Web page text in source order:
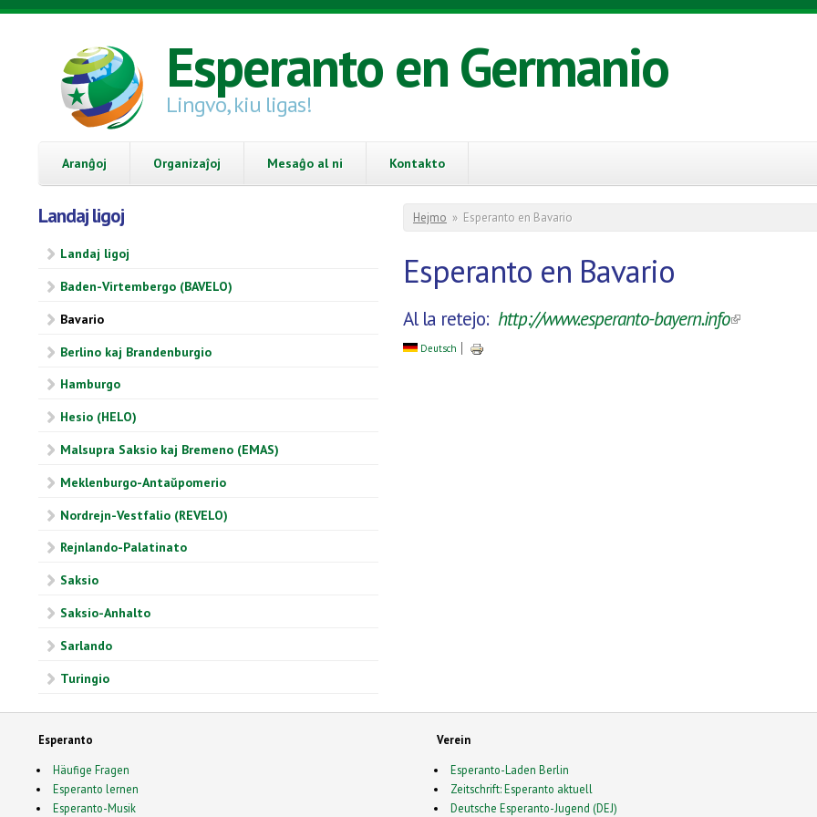
Skip to main content
Esperanto en Germanio
Lingvo, kiu ligas!
Aranĝoj Organizaĵoj Mesaĝo al ni Kontakto
Landaj ligoj
Landaj ligoj
Baden-Virtembergo (BAVELO)
Bavario
Berlino kaj Brandenburgio
Hamburgo
Hesio (HELO)
Malsupra Saksio kaj Bremeno (EMAS)
Meklenburgo-Antaŭpomerio
Nordrejn-Vestfalio (REVELO)
Rejnlando-Palatinato
Saksio
Saksio-Anhalto
Sarlando
Turingio
You are here
Hejmo » Esperanto en Bavario
Esperanto en Bavario
Al la retejo: http://www.esperanto-bayern.info(link is
Deutsch
Esperanto
Häufige Fragen
Esperanto lernen
Esperanto-Musik
Verein
Esperanto-Laden Berlin
Zeitschrift: Esperanto aktuell
Deutsche Esperanto-Jugend (DEJ)